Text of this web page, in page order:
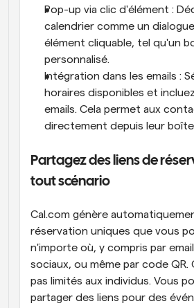
Pop-up via clic d'élément :
calendrier comme un
élément cliquable, tel qu'un
personnalisé.
Intégration dans les emails :
horaires disponibles et
emails. Cela permet aux
directement depuis leur
Partagez des liens de
tout scénario
Cal.com génère
réservation uniques que vous
n'importe où, y compris par
sociaux, ou même par code QR.
pas limités aux individus. Vous
partager des liens pour des